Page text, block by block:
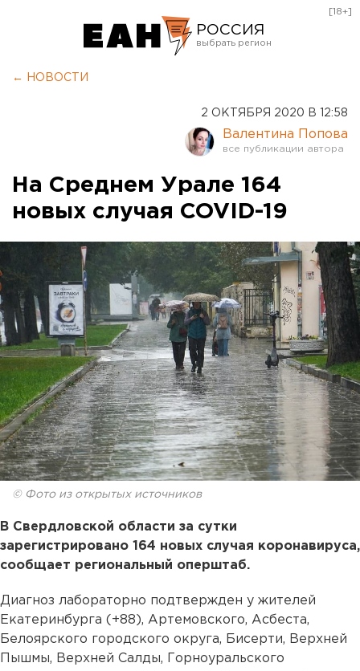
РОССИЯ
Курган
Оренбург
[18+]
← НОВОСТИ
2 ОКТЯБРЯ 2020 В 12:58
Валентина Попова
На Среднем Урале 164
новых случая COVID-19
© Фото из открытых источников
В Свердловской области за сутки
зарегистрировано 164 новых случая коронавируса,
сообщает региональный оперштаб.
Диагноз лабораторно подтвержден у жителей
Екатеринбурга (+88), Артемовского, Асбеста,
Белоярского городского округа, Бисерти, Верхней
Пышмы, Верхней Салды, Горноуральского